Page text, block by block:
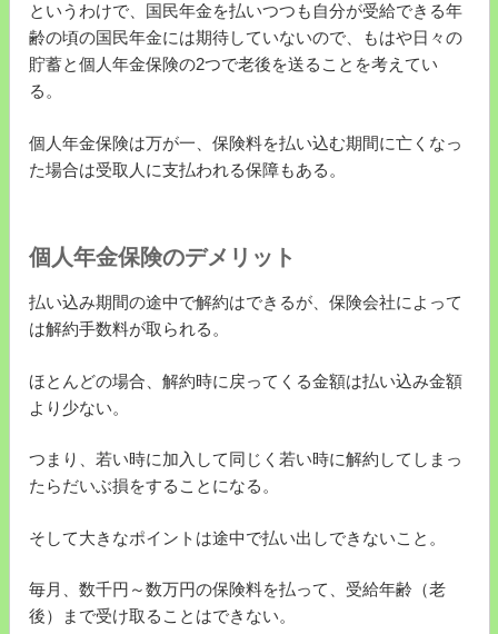
というわけで、国民年金を払いつつも自分が受給できる年
齢の頃の国民年金には期待していないので、もはや日々の
貯蓄と個人年金保険の2つで老後を送ることを考えてい
る。
個人年金保険は万が一、保険料を払い込む期間に亡くなっ
た場合は受取人に支払われる保障もある。
個人年金保険のデメリット
払い込み期間の途中で解約はできるが、保険会社によって
は解約手数料が取られる。
ほとんどの場合、解約時に戻ってくる金額は払い込み金額
より少ない。
つまり、若い時に加入して同じく若い時に解約してしまっ
たらだいぶ損をすることになる。
そして大きなポイントは途中で払い出しできないこと。
毎月、数千円～数万円の保険料を払って、受給年齢（老
後）まで受け取ることはできない。